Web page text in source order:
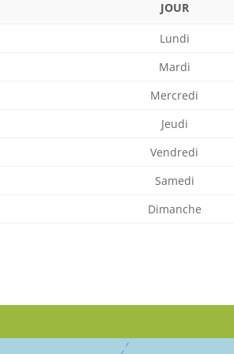
JOUR
Lundi
Mardi
Mercredi
Jeudi
Vendredi
Samedi
Dimanche